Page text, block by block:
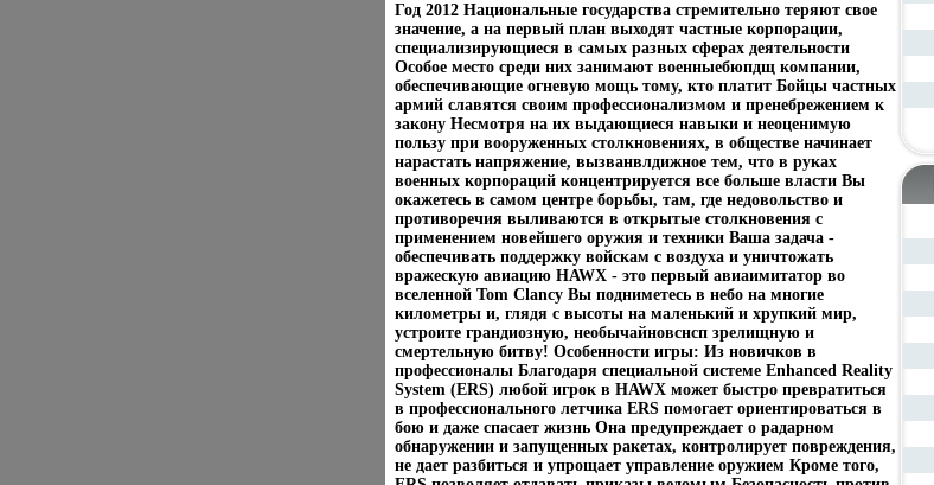
Год 2012 Национальные государства стремительно теряют свое
значение, а на первый план выходят частные корпорации,
специализирующиеся в самых разных сферах деятельности
Особое место среди них занимают военныебюпдщ компании,
обеспечивающие огневую мощь тому, кто платит Бойцы частных
армий славятся своим профессионализмом и пренебрежением к
закону Несмотря на их выдающиеся навыки и неоценимую
пользу при вооруженных столкновениях, в обществе начинает
нарастать напряжение, вызванвлдижное тем, что в руках
военных корпораций концентрируется все больше власти Вы
окажетесь в самом центре борьбы, там, где недовольство и
противоречия выливаются в открытые столкновения с
применением новейшего оружия и техники Ваша задача -
обеспечивать поддержку войскам с воздуха и уничтожать
вражескую авиацию HAWX - это первый авиаимитатор во
вселенной Tom Clancy Вы подниметесь в небо на многие
километры и, глядя с высоты на маленький и хрупкий мир,
устроите грандиозную, необычайновснсп зрелищную и
смертельную битву! Особенности игры: Из новичков в
профессионалы Благодаря специальной системе Enhanced Reality
System (ERS) любой игрок в HAWX может быстро превратиться
в профессионального летчика ERS помогает ориентироваться в
бою и даже спасает жизнь Она предупреждает о радарном
обнаружении и запущенных ракетах, контролирует повреждения,
не дает разбиться и упрощает управление оружием Кроме того,